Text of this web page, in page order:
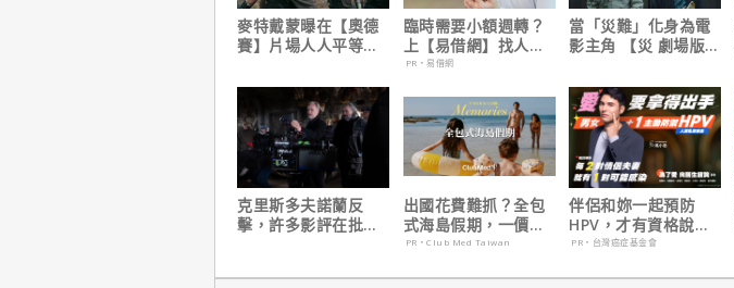
麥特戴蒙曝在【奧德
賽】片場人人平等，
臨時需要小額週轉？
上【易借網】找人
幫！資金快速到位
PR・易借網
當「災難」化身為電
影主角 【災 劇場版】
克里斯多夫諾蘭反
擊，許多影評在批評
出國花費難抓？全包
式海島假期，一價搞
定食宿玩樂，省錢更
PR・Club Med Taiwan
伴侶和妳一起預防
HPV，才有資格說愛
妳！
PR・台灣癌症基金會